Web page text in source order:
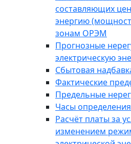
составляющих
энергию
зонам ОРЭМ
Прогнозные
электрическую
Сбытовая
Фактические
Предельные
Часы
Расчёт платы за
изменением